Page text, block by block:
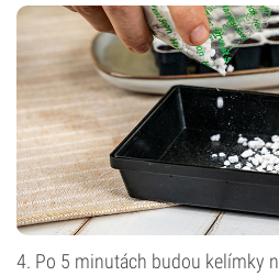
4. Po 5 minutách budou kelímky